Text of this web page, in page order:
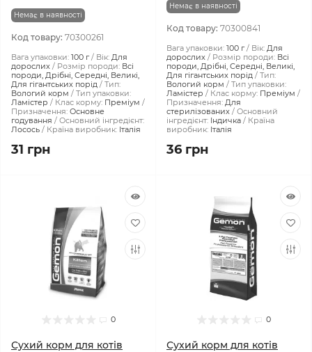
Немає в наявності
Код товару: 70300261
Вага упаковки: 100 г Вік: Для
дорослих
Розмір породи: Всі
породи, Дрібні, Середні, Великі,
Для гігантських порід
Тип:
Вологий корм
Тип упаковки:
Ламістер
Клас корму: Преміум
Призначення: Основне
годування
Основний інгредієнт:
Лосось
Країна виробник: Італія
31 грн
Немає в наявності
Код товару: 70300841
Вага упаковки: 100 г Вік: Для
дорослих
Розмір породи: Всі
породи, Дрібні, Середні, Великі,
Для гігантських порід
Тип:
Вологий корм
Тип упаковки:
Ламістер
Клас корму: Преміум
Призначення: Для
стерилізованих
Основний
інгредієнт: Індичка
Країна
виробник: Італія
36 грн
0
Сухий корм для котів
0
Сухий корм для котів